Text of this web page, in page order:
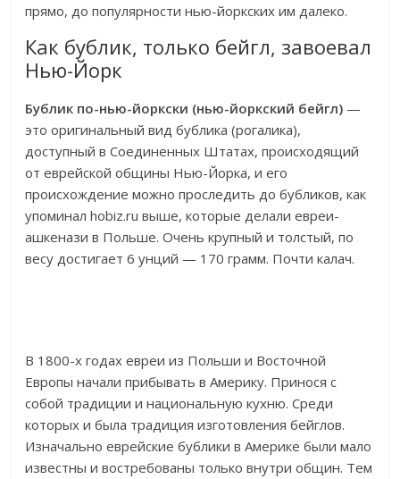
прямо, до популярности нью-йоркских им далеко.
Как бублик, только бейгл, завоевал
Нью-Йорк
Бублик по-нью-йоркски (нью-йоркский бейгл) —
это оригинальный вид бублика (рогалика),
доступный в Соединенных Штатах, происходящий
от еврейской общины Нью-Йорка, и его
происхождение можно проследить до бубликов, как
упоминал hobiz.ru выше, которые делали евреи-
ашкенази в Польше. Очень крупный и толстый, по
весу достигает 6 унций — 170 грамм. Почти калач.
В 1800-х годах евреи из Польши и Восточной
Европы начали прибывать в Америку. Принося с
собой традиции и национальную кухню. Среди
которых и была традиция изготовления бейглов.
Изначально еврейские бублики в Америке были мало
известны и востребованы только внутри общин. Тем